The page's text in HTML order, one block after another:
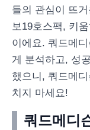
들의 관심이 뜨
보19호스팩, 키
이에요. 쿼드메
게 분석하고, 성
했으니, 쿼드메
치지 마세요!
쿼드메디